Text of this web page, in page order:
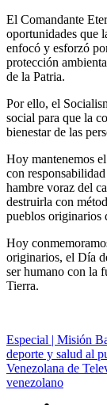
El Comandante
oportunidades que
enfocó y esforzó
protección
de la Patria.
Por ello, el
social para que la
bienestar de las
Hoy mantenemos
con
hambre voraz del
destruirla con
pueblos originarios
Hoy
originarios, el Día
ser humano con la
Tierra.
Especial | Misión
deporte y salud al
Venezolana de
venezolano